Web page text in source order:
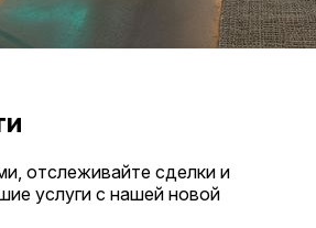
отслеживайте сделки и
услуги с нашей новой